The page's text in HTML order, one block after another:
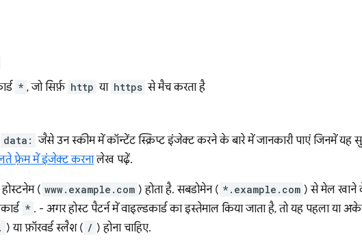
* , जो सिर्फ़ http या https से मैच करता है
data: जैसे उन स्कीम में कॉन्टेंट स्क्रिप्ट इंजेक्ट करने के बारे में जानकारी पाएं जिनमें यह
फ़्रेम में इंजेक्ट करनालेख पढ़ें.
( www.example.com ) होता है. सबडोमेन ( *.example.com ) से मेल खाने
* . - अगर होस्ट पैटर्न में वाइल्डकार्ड का इस्तेमाल किया जाता है, तो यह पहला या
. ) या फ़ॉरवर्ड स्लैश ( / ) होना चाहिए.